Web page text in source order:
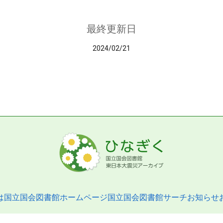
最終更新日
2024/02/21
国立国会図書館ホームページ国立国会図書館サーチお知らせ